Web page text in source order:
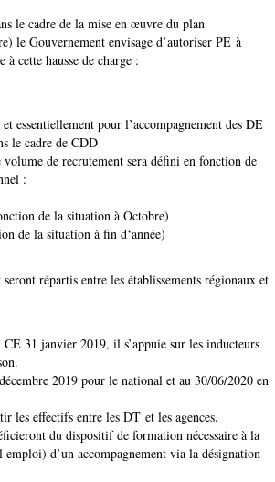
le cadre de la mise en œuvre du plan
le Gouvernement envisage d’autoriser PE à
cette hausse de charge :
essentiellement pour l’accompagnement des DE
le cadre de CDD
de recrutement sera défini en fonction de
:
de la situation à Octobre)
de la situation à fin d‘année)
répartis entre les établissements régionaux et
31 janvier 2019, il s’appuie sur les inducteurs
2019 pour le national et au 30/06/2020 en
les effectifs entre les DT et les agences.
du dispositif de formation nécessaire à la
d’un accompagnement via la désignation